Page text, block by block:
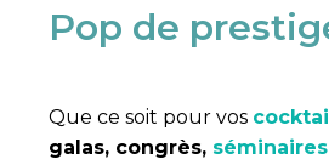
Pop de
Que ce soit pour vos
galas, congrès, séminaires